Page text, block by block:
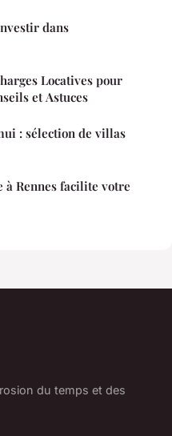
dans
Locatives pour
et Astuces
: sélection de villas
à Rennes facilite votre
du temps et des